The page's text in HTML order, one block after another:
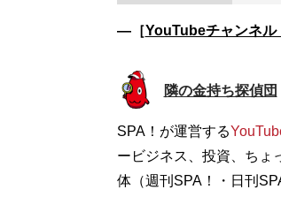
―［YouTubeチャンネル
隣の金持ち探偵団
SPA！が運営する
ービジネス、投資、ちょ
体（週刊SPA！・日刊